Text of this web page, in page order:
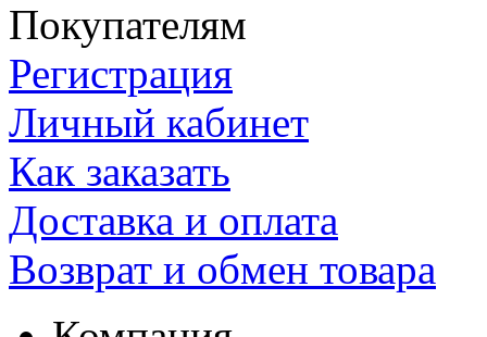
Покупателям
Регистрация
Личный кабинет
Как заказать
Доставка и оплата
Возврат и обмен товара